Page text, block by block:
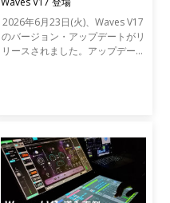
2026年6月23日(火)、Waves V17
のバージョン・アップデートがリ
リースされました。アップデート